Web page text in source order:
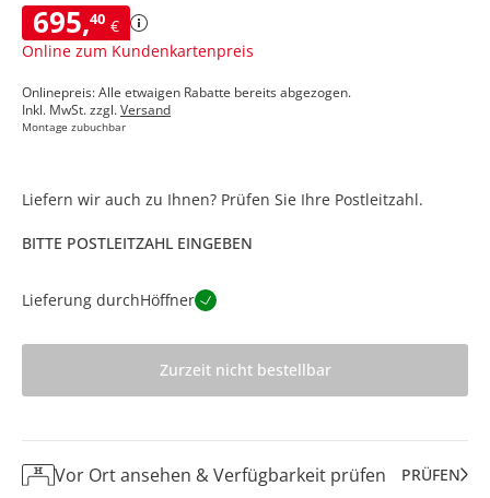
695,40 €
Online zum Kundenkartenpreis
Onlinepreis: Alle etwaigen Rabatte bereits abgezogen.
Inkl. MwSt. zzgl.Versand
Montage zubuchbar
Liefern wir auch zu Ihnen? Prüfen Sie Ihre Postleitzahl.
BITTE POSTLEITZAHL EINGEBEN
Lieferung durchHöffner
Zurzeit nicht bestellbar
Vor Ort ansehen & Verfügbarkeit prüfen PRÜFEN